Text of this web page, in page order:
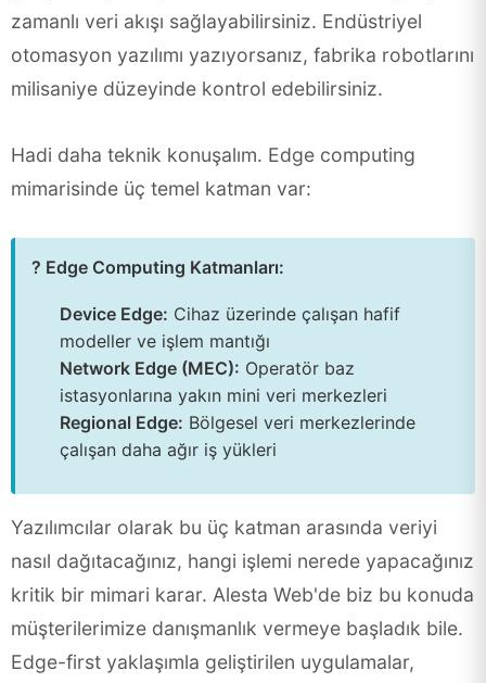
zamanlı veri akışı sağlayabilirsiniz. Endüstriyel
otomasyon yazılımı yazıyorsanız, fabrika robotlarını
milisaniye düzeyinde kontrol edebilirsiniz.
Hadi daha teknik konuşalım. Edge computing
mimarisinde üç temel katman var:
? Edge Computing Katmanları:
Device Edge: Cihaz üzerinde çalışan hafif
modeller ve işlem mantığı
Network Edge (MEC): Operatör baz
istasyonlarına yakın mini veri merkezleri
Regional Edge: Bölgesel veri merkezlerinde
çalışan daha ağır iş yükleri
Yazılımcılar olarak bu üç katman arasında veriyi
nasıl dağıtacağınız, hangi işlemi nerede yapacağınız
kritik bir mimari karar. Alesta Web'de biz bu konuda
müşterilerimize danışmanlık vermeye başladık bile.
Edge-first yaklaşımla geliştirilen uygulamalar,